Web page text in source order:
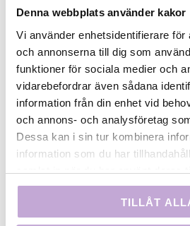
Denna webbplats använder kakor
Vi använder enhetsidentifierare för
och annonserna till dig som
funktioner för sociala medier och
vidarebefordrar även sådana
information från din enhet vid
och annons- och analysföretag
Dessa kan i sin tur kombinera
information som du har
samlat in när du har använt deras
TILLÅT
filmvisningar och middagar
att tillsammans skapa ett
för personer som vill fortsätta
till varandra även efter
att ha en uppföljning och work-
under hösten.Deadline för
kostar 400 kr per deltagare.
workshop@filmbasen.se, ange
PROCESSER” i ämnesraden.
varför du vill gå kursen, max 1
beskrivning av ditt projekt
har plats för 10 projekt (ett